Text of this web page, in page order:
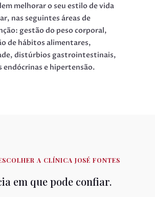
melhorar o seu estilo de vida
nas seguintes áreas de
gestão do peso corporal,
de hábitos alimentares,
distúrbios gastrointestinais,
endócrinas e hipertensão.
A CLÍNICA JOSÉ FONTES
em que pode confiar.